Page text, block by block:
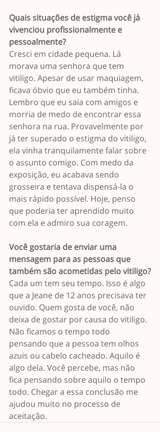
Quais situações de estigma você já
vivenciou profissionalmente e
pessoalmente?
Cresci em cidade pequena. Lá
morava uma senhora que tem
vitiligo. Apesar de usar maquiagem,
ficava óbvio que eu também tinha.
Lembro que eu saia com amigos e
morria de medo de encontrar essa
senhora na rua. Provavelmente por
já ter superado o estigma do vitiligo,
ela vinha tranquilamente falar sobre
o assunto comigo. Com medo da
exposição, eu acabava sendo
grosseira e tentava dispensá-la o
mais rápido possível. Hoje, penso
que poderia ter aprendido muito
com ela e admiro sua coragem.
Você gostaria de enviar uma
mensagem para as pessoas que
também são acometidas pelo vitiligo?
Cada um tem seu tempo. Isso é algo
que a Jeane de 12 anos precisava ter
ouvido. Quem gosta de você, não
deixa de gostar por causa do vitiligo.
Não ficamos o tempo todo
pensando que a pessoa tem olhos
azuis ou cabelo cacheado. Aquilo é
algo dela. Você percebe, mas não
fica pensando sobre aquilo o tempo
todo. Chegar a essa conclusão me
ajudou muito no processo de
aceitação.